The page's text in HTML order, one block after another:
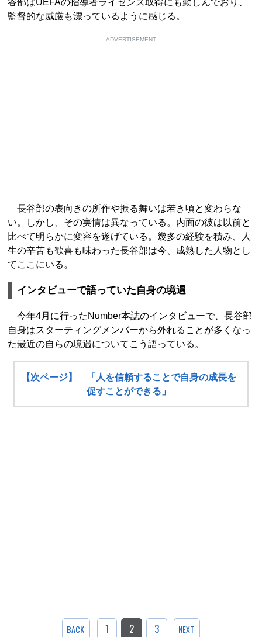
谷部はUEFAの指導者ライセンス取得にも勤しんでおり、
監督的な威厳も漂っているように感じる。
ADVERTISEMENT
長谷部の表向きの所作や振る舞いは若き頃と変わらな
い。しかし、その実情は異なっている。内面の彼は以前と
比べて明らかに変容を遂げている。幾多の経験を積み、人
生の辛苦も歓喜も味わった長谷部は今、成熟した人物とし
てここにいる。
インタビューで語っていた自身の境遇
今年4月に行ったNumber本誌のインタビューで、長谷部
自身はスターティングメンバーから外れることが多くなっ
た最近の自らの境遇についてこう語っている。
【次ページ】 「人を信頼することで自身の成長を
促すことができる」
BACK 1 2 3 NEXT